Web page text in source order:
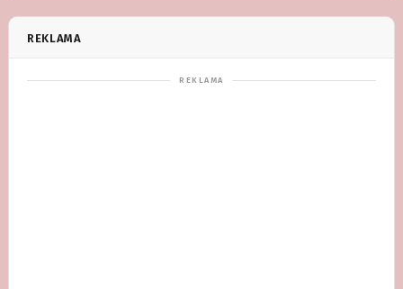
REKLAMA